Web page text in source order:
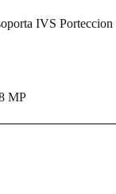
IVS Porteccion
MP